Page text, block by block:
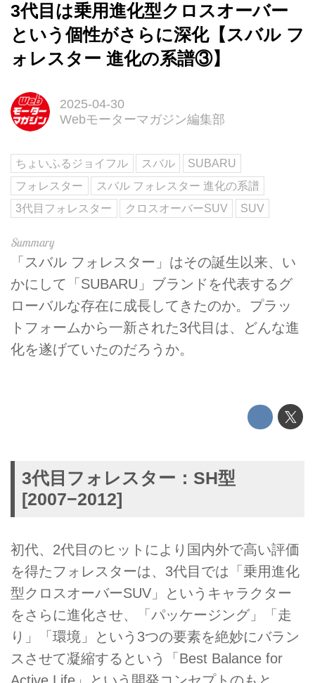
3代目は乗用進化型クロスオーバー
という個性がさらに深化【スバル フ
ォレスター 進化の系譜③】
2025-04-30
Webモーターマガジン編集部
ちょいふるジョイフル スバル
SUBARU
フォレスター
スバル フォレスター 進化の系譜
3代目フォレスター
クロスオーバーSUV SUV
「スバル フォレスター」はその誕生以来、い
かにして「SUBARU」ブランドを代表するグ
ローバルな存在に成長してきたのか。プラッ
トフォームから一新された3代目は、どんな進
化を遂げていたのだろうか。
3代目フォレスター：SH型
[2007−2012]
初代、2代目のヒットにより国内外で高い評価
を得たフォレスターは、3代目では「乗用進化
型クロスオーバーSUV」というキャラクター
をさらに進化させ、「パッケージング」「走
り」「環境」という3つの要素を絶妙にバラン
スさせて凝縮するという「Best Balance for